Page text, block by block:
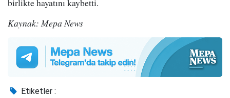
birlikte hayatını kaybetti.
Kaynak: Mepa News
Etiketler :